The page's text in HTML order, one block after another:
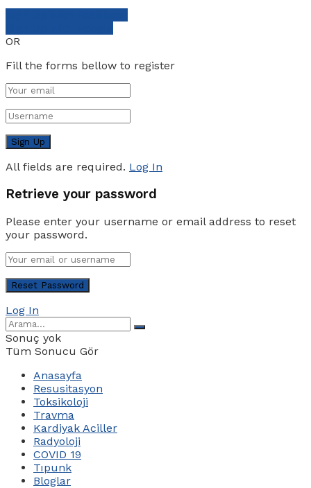
OR
Fill the forms bellow to register
All fields are required. Log In
Retrieve your password
Please enter your username or email address to reset
your password.
Log In
Sonuç yok
Tüm Sonucu Gör
Anasayfa
Resusitasyon
Toksikoloji
Travma
Kardiyak Aciller
Radyoloji
COVID 19
Tıpunk
Bloglar